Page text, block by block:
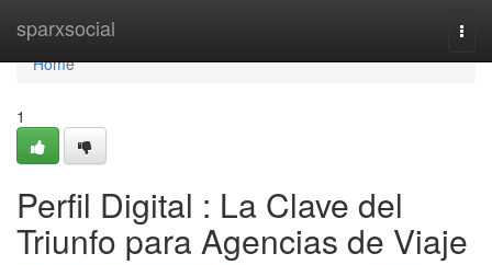
sparxsocial
Home
Home
1
Perfil Digital : La Clave del
Triunfo para Agencias de Viaje